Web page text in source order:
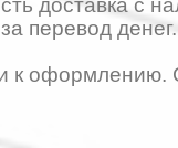
доставка с
перевод денег.
к оформлению.